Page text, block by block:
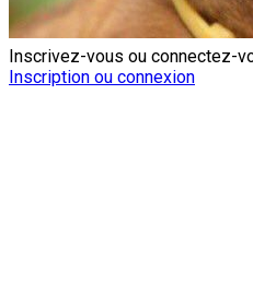
Inscrivez-vous ou connectez-
Inscription ou connexion